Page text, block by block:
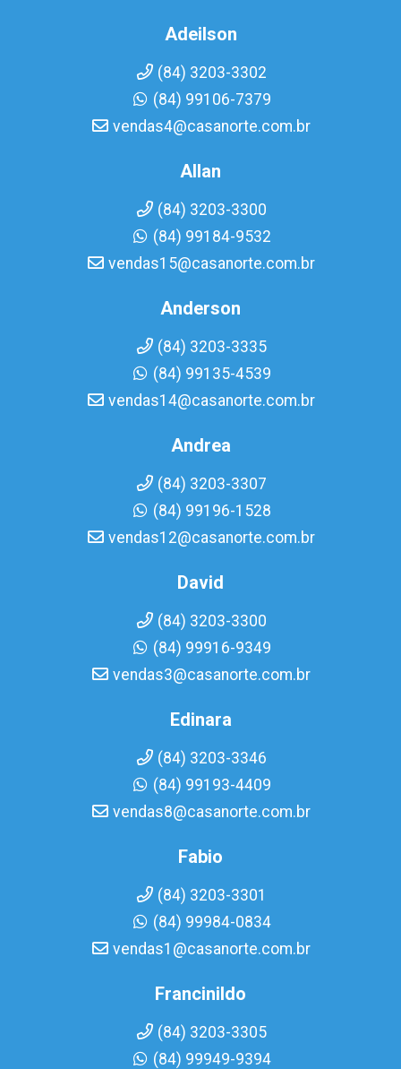
Adeilson
(84) 3203-3302
(84) 99106-7379
vendas4@casanorte.com.br
Allan
(84) 3203-3300
(84) 99184-9532
vendas15@casanorte.com.br
Anderson
(84) 3203-3335
(84) 99135-4539
vendas14@casanorte.com.br
Andrea
(84) 3203-3307
(84) 99196-1528
vendas12@casanorte.com.br
David
(84) 3203-3300
(84) 99916-9349
vendas3@casanorte.com.br
Edinara
(84) 3203-3346
(84) 99193-4409
vendas8@casanorte.com.br
Fabio
(84) 3203-3301
(84) 99984-0834
vendas1@casanorte.com.br
Francinildo
(84) 3203-3305
(84) 99949-9394